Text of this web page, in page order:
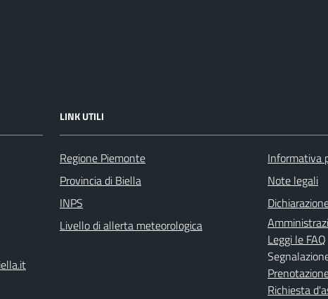
LINK UTILI
Regione Piemonte
Provincia di Biella
INPS
Livello di allerta meteorologica
Informativa
Note legali
Leggi le FAQ
Richiesta